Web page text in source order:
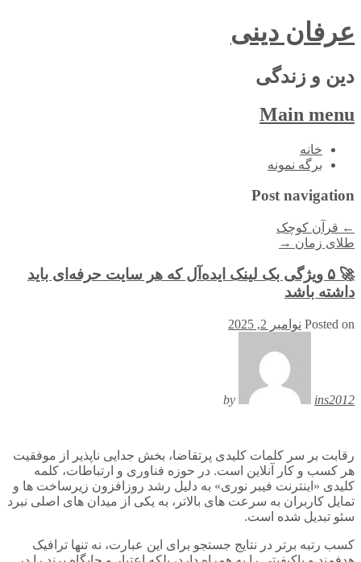
عرفان دینی
دین و زندگی
Main menu
Skip
خانه
برگه نمونه
Post navigation
← قرآن کوچک
طلای زمان →
🚀 ۵ ویژگی بک لینک ایده‌آل که هر سایت حرفه‌ای باید
داشته باشد
Posted on نوامبر 2, 2025
by ins2012
رقابت بر سر کلمات کلیدی پرتقاضا، بخش جدایی ناپذیر از موفقیت
هر کسب و کار آنلاین است. در حوزه فناوری و ارتباطات، کلمه
کلیدی «اینترنت فیبر نوری» به دلیل رشد روزافزون زیرساخت ها و
تمایل کاربران به سرعت های بالاتر، به یکی از میدان های اصلی نبرد
سئو تبدیل شده است.
کسب رتبه برتر در نتایج جستجو برای این عبارت، نه تنها ترافیک